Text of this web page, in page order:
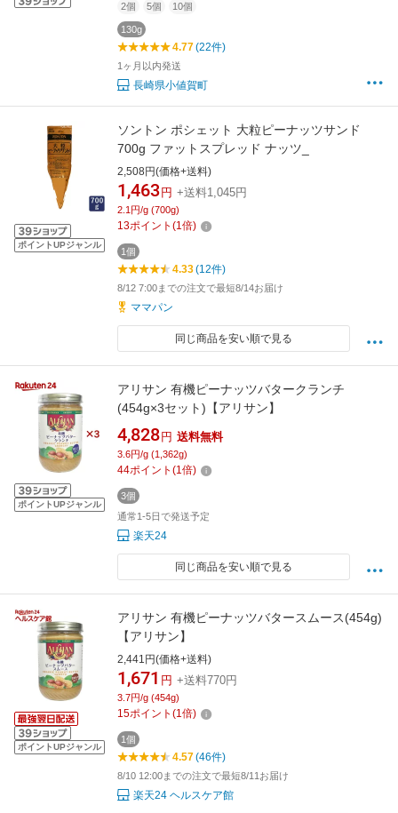
2個 5個 10個
130g
4.77(22件)
1ヶ月以内発送
長崎県小値賀町
ポイントUPジャンル
ソントン ポシェット 大粒ピーナッツサンド
700g ファットスプレッド ナッツ_
2,508円(価格+送料)
1,463 円 +送料1,045円
2.1円/g (700g)
13ポイント (1倍)
1個
4.33(12件)
8/12 7:00までの注文で最短8/14お届け
ママパン
同じ商品を安い順で見る
ポイントUPジャンル
アリサン 有機ピーナッツバタークランチ
(454g×3セット)【アリサン】
4,828 円 送料無料
3.6円/g (1,362g)
44ポイント (1倍)
3個
通常1-5日で発送予定
楽天24
同じ商品を安い順で見る
ポイントUPジャンル
アリサン 有機ピーナッツバタースムース(454g)
【アリサン】
2,441円(価格+送料)
1,671 円 +送料770円
3.7円/g (454g)
15ポイント (1倍)
1個
4.57(46件)
8/10 12:00までの注文で最短8/11お届け
楽天24 ヘルスケア館